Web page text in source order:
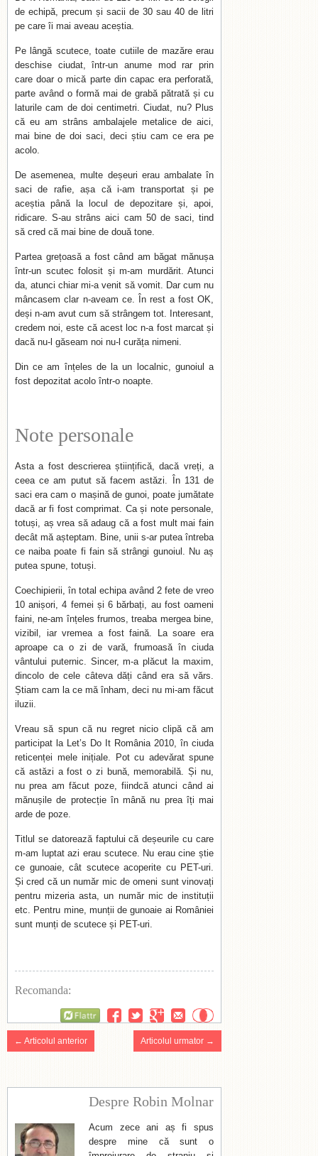
de echipă, precum și sacii de 30 sau 40 de litri
pe care îi mai aveau aceștia.
Pe lângă scutece, toate cutiile de mazăre erau
deschise ciudat, într-un anume mod rar prin
care doar o mică parte din capac era perforată,
parte având o formă mai de grabă pătrată și cu
laturile cam de doi centimetri. Ciudat, nu? Plus
că eu am strâns ambalajele metalice de aici,
mai bine de doi saci, deci știu cam ce era pe
acolo.
De asemenea, multe deșeuri erau ambalate în
saci de rafie, așa că i-am transportat și pe
aceștia până la locul de depozitare și, apoi,
ridicare. S-au strâns aici cam 50 de saci, tind
să cred că mai bine de două tone.
Partea grețoasă a fost când am băgat mănușa
într-un scutec folosit și m-am murdărit. Atunci
da, atunci chiar mi-a venit să vomit. Dar cum nu
mâncasem clar n-aveam ce. În rest a fost OK,
deși n-am avut cum să strângem tot. Interesant,
credem noi, este că acest loc n-a fost marcat și
dacă nu-l găseam noi nu-l curăța nimeni.
Din ce am înțeles de la un localnic, gunoiul a
fost depozitat acolo într-o noapte.
Note personale
Asta a fost descrierea științifică, dacă vreți, a
ceea ce am putut să facem astăzi. În 131 de
saci era cam o mașină de gunoi, poate jumătate
dacă ar fi fost comprimat. Ca și note personale,
totuși, aș vrea să adaug că a fost mult mai fain
decât mă așteptam. Bine, unii s-ar putea întreba
ce naiba poate fi fain să strângi gunoiul. Nu aș
putea spune, totuși.
Coechipierii, în total echipa având 2 fete de vreo
10 anișori, 4 femei și 6 bărbați, au fost oameni
faini, ne-am înțeles frumos, treaba mergea bine,
vizibil, iar vremea a fost faină. La soare era
aproape ca o zi de vară, frumoasă în ciuda
vântului puternic. Sincer, m-a plăcut la maxim,
dincolo de cele câteva dăți când era să vărs.
Știam cam la ce mă înham, deci nu mi-am făcut
iluzii.
Vreau să spun că nu regret nicio clipă că am
participat la Let’s Do It România 2010, în ciuda
reticenței mele inițiale. Pot cu adevărat spune
că astăzi a fost o zi bună, memorabilă. Și nu,
nu prea am făcut poze, fiindcă atunci când ai
mănușile de protecție în mână nu prea îți mai
arde de poze.
Titlul se datorează faptului că deșeurile cu care
m-am luptat azi erau scutece. Nu erau cine știe
ce gunoaie, cât scutece acoperite cu PET-uri.
Și cred că un număr mic de omeni sunt vinovați
pentru mizeria asta, un număr mic de instituții
etc. Pentru mine, munții de gunoaie ai României
sunt munți de scutece și PET-uri.
Recomanda:
← Articolul anterior Articolul urmator →
Despre Robin Molnar
Acum zece ani aș fi spus
despre mine că sunt o